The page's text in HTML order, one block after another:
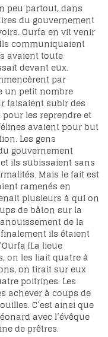
peu partout, dans
du gouvernement
Ourfa en vit venir
communiquaient
avaient toute
devant eux.
par
un petit nombre
faisaient subir des
les reprendre et
avaient pour but
Les gens
gouvernement
ils subissaient sans
Mais le fait est
ramenés en
plusieurs à qui on
de bâton sur la
de la
ils étaient
[La lieue
on les liait quatre à
on tirait sur eux
poitrines. Les
achever à coups de
C’est ainsi que
avec l’évêque
de prêtres.